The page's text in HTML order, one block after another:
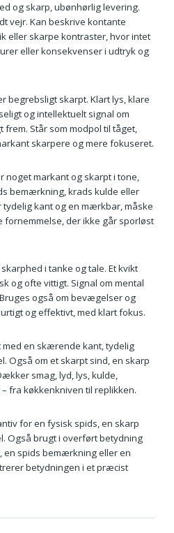
og skarp, ubønhørlig levering.
vejr. Kan beskrive kontante
eller skarpe kontraster, hvor intet
eller konsekvenser i udtryk og
begrebsligt skarpt. Klart lys, klare
og intellektuelt signal om
Står som modpol til tåget,
skarpere og mere fokuseret.
noget markant og skarpt i tone,
bemærkning, krads kulde eller
kant og en mærkbar, måske
der ikke går sporløst
i tanke og tale. Et kvikt
og ofte vittigt. Signal om mental
også om bevægelser og
og effektivt, med klart fokus.
med en skærende kant, tydelig
Også om et skarpt sind, en skarp
smag, lyd, lys, kulde,
fra køkkenkniven til replikken.
for en fysisk spids, en skarp
Også brugt i overført betydning
en spids bemærkning eller en
betydningen i et præcist